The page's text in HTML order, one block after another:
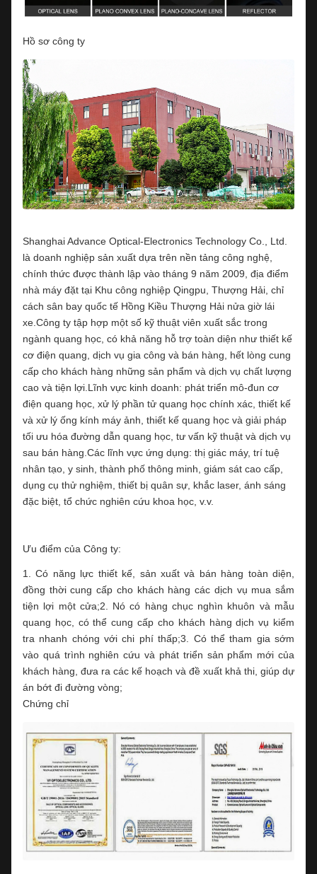
Hồ sơ công ty
Shanghai Advance Optical-Electronics Technology Co., Ltd.
là doanh nghiệp sản xuất dựa trên nền tảng công nghệ,
chính thức được thành lập vào tháng 9 năm 2009, địa điểm
nhà máy đặt tại Khu công nghiệp Qingpu, Thượng Hải, chỉ
cách sân bay quốc tế Hồng Kiều Thượng Hải nửa giờ lái
xe.Công ty tập hợp một số kỹ thuật viên xuất sắc trong
ngành quang học, có khả năng hỗ trợ toàn diện như thiết kế
cơ điện quang, dịch vụ gia công và bán hàng, hết lòng cung
cấp cho khách hàng những sản phẩm và dịch vụ chất lượng
cao và tiện lợi.Lĩnh vực kinh doanh: phát triển mô-đun cơ
điện quang học, xử lý phần tử quang học chính xác, thiết kế
và xử lý ống kính máy ảnh, thiết kế quang học và giải pháp
tối ưu hóa đường dẫn quang học, tư vấn kỹ thuật và dịch vụ
sau bán hàng.Các lĩnh vực ứng dụng: thị giác máy, trí tuệ
nhân tạo, y sinh, thành phố thông minh, giám sát cao cấp,
dụng cụ thử nghiệm, thiết bị quân sự, khắc laser, ánh sáng
đặc biệt, tổ chức nghiên cứu khoa học, v.v.
Ưu điểm của Công ty:
1. Có năng lực thiết kế, sản xuất và bán hàng toàn diện,
đồng thời cung cấp cho khách hàng các dịch vụ mua sắm
tiện lợi một cửa;2. Nó có hàng chục nghìn khuôn và mẫu
quang học, có thể cung cấp cho khách hàng dịch vụ kiểm
tra nhanh chóng với chi phí thấp;3. Có thể tham gia sớm
vào quá trình nghiên cứu và phát triển sản phẩm mới của
khách hàng, đưa ra các kế hoạch và đề xuất khả thi, giúp dự
án bớt đi đường vòng;
Chứng chỉ